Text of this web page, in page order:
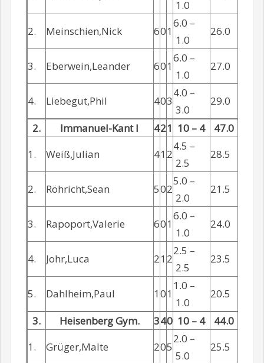
1.0
2. Meinschien,Nick 601
6.0 –
1.0
26.0
3. Eberwein,Leander 601
6.0 –
1.0
27.0
4. Liebegut,Phil 403
4.0 –
3.0
29.0
2.
Immanuel-Kant I 421 10 – 4
47.0
1.
Weiß,Julian 41 2
4.5 –
2.5
28.5
2. Röhricht,Sean 502
5.0 –
2.0
21.5
3. Rapoport,Valerie 601
6.0 –
1.0
24.0
4. Johr,Luca 21 2
2.5 –
2.5
23.5
5. Dahlheim,Paul 101
1.0 –
1.0
20.5
3.
Heisenberg Gym. 340 10 – 4
44.0
1.
Grüger,Malte 205
2.0 –
5.0
25.5